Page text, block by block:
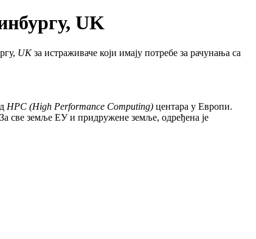
UK
UKза истраживаче који имају потребе за рачунања са
HPC (High Performance Computing) центара у Европи.
све земље ЕУ и придружене земље, одређена је